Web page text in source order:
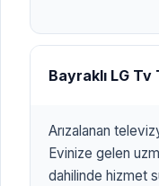
Bayraklı LG
Arızalanan
Evinize gelen
dahilinde hizmet